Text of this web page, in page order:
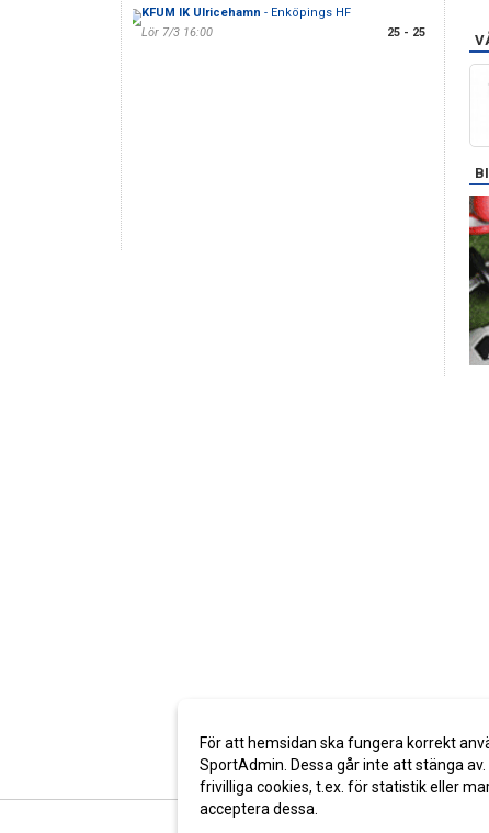
KFUM IK Ulricehamn - Enköpings HF
Lör 7/3 16:00
25 - 25
För att hemsidan ska fungera korrekt
SportAdmin. Dessa går inte att stänga
frivilliga cookies, t.ex. för statistik eller
acceptera dessa.